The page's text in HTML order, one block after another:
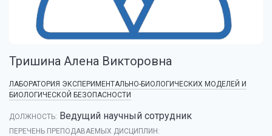
Тришина Алена Викторовна
ЛАБОРАТОРИЯ ЭКСПЕРИМЕНТАЛЬНО-БИОЛОГИЧЕСКИХ МОДЕЛЕЙ И
БИОЛОГИЧЕСКОЙ БЕЗОПАСНОСТИ
ДОЛЖНОСТЬ: Ведущий научный сотрудник
ПЕРЕЧЕНЬ ПРЕПОДАВАЕМЫХ ДИСЦИПЛИН: